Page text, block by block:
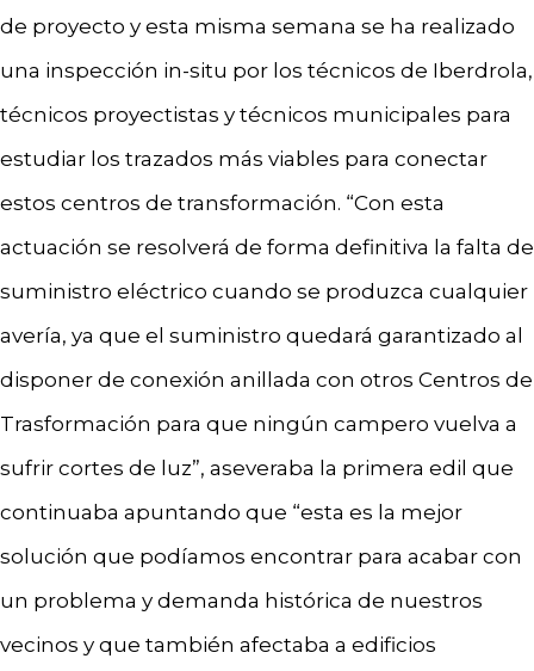
de proyecto y esta misma semana se ha realizado
una inspección in-situ por los técnicos de Iberdrola,
técnicos proyectistas y técnicos municipales para
estudiar los trazados más viables para conectar
estos centros de transformación. “Con esta
actuación se resolverá de forma definitiva la falta de
suministro eléctrico cuando se produzca cualquier
avería, ya que el suministro quedará garantizado al
disponer de conexión anillada con otros Centros de
Trasformación para que ningún campero vuelva a
sufrir cortes de luz”, aseveraba la primera edil que
continuaba apuntando que “esta es la mejor
solución que podíamos encontrar para acabar con
un problema y demanda histórica de nuestros
vecinos y que también afectaba a edificios